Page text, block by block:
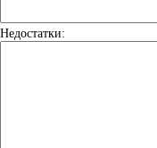
Недостатки: